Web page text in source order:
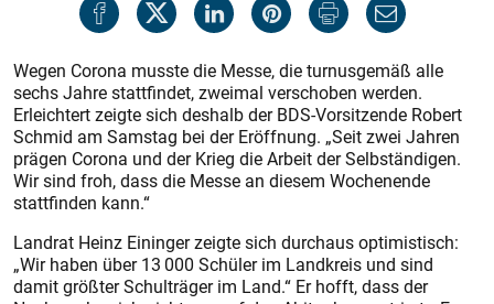
Wegen Corona musste die Messe, die turnusgemäß alle
sechs Jahre stattfindet, zweimal verschoben werden.
Erleichtert zeigte sich deshalb der BDS-Vorsitzende Robert
Schmid am Samstag bei der Eröffnung. „Seit zwei Jahren
prägen Corona und der Krieg die Arbeit der Selbständigen.
Wir sind froh, dass die Messe an diesem Wochenende
stattfinden kann.“
Landrat Heinz Eininger zeigte sich durchaus optimistisch:
„Wir haben über 13 000 Schüler im Landkreis und sind
damit größter Schulträger im Land.“ Er hofft,dass der